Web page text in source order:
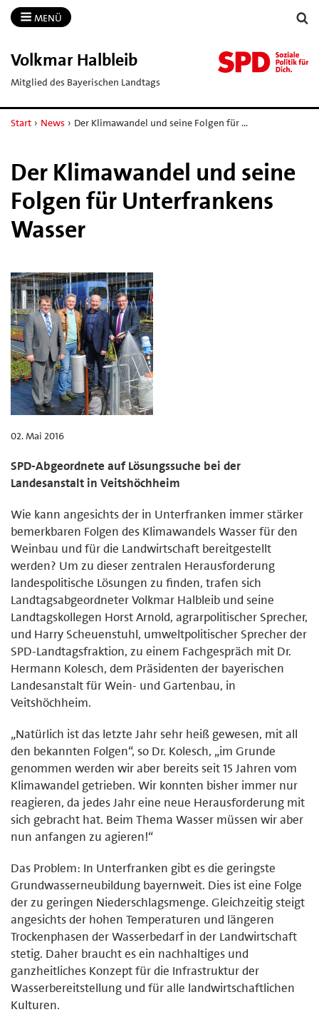
MENÜ
Volkmar Halbleib
Mitglied des Bayerischen Landtags
Start › News › Der Klimawandel und seine Folgen für …
Der Klimawandel und seine
Folgen für Unterfrankens
Wasser
02. Mai 2016
SPD-Abgeordnete auf Lösungssuche bei der
Landesanstalt in Veitshöchheim
Wie kann angesichts der in Unterfranken immer stärker
bemerkbaren Folgen des Klimawandels Wasser für den
Weinbau und für die Landwirtschaft bereitgestellt
werden? Um zu dieser zentralen Herausforderung
landespolitische Lösungen zu finden, trafen sich
Landtagsabgeordneter Volkmar Halbleib und seine
Landtagskollegen Horst Arnold, agrarpolitischer Sprecher,
und Harry Scheuenstuhl, umweltpolitischer Sprecher der
SPD-Landtagsfraktion, zu einem Fachgespräch mit Dr.
Hermann Kolesch, dem Präsidenten der bayerischen
Landesanstalt für Wein- und Gartenbau, in
Veitshöchheim.
„Natürlich ist das letzte Jahr sehr heiß gewesen, mit all
den bekannten Folgen“, so Dr. Kolesch, „im Grunde
genommen werden wir aber bereits seit 15 Jahren vom
Klimawandel getrieben. Wir konnten bisher immer nur
reagieren, da jedes Jahr eine neue Herausforderung mit
sich gebracht hat. Beim Thema Wasser müssen wir aber
nun anfangen zu agieren!“
Das Problem: In Unterfranken gibt es die geringste
Grundwasserneubildung bayernweit. Dies ist eine Folge
der zu geringen Niederschlagsmenge. Gleichzeitig steigt
angesichts der hohen Temperaturen und längeren
Trockenphasen der Wasserbedarf in der Landwirtschaft
stetig. Daher braucht es ein nachhaltiges und
ganzheitliches Konzept für die Infrastruktur der
Wasserbereitstellung und für alle landwirtschaftlichen
Kulturen.